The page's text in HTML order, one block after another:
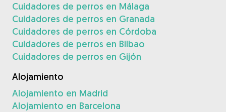
Cuidadores de perros en Málaga
Cuidadores de perros en Granada
Cuidadores de perros en Córdoba
Cuidadores de perros en Bilbao
Cuidadores de perros en Gijón
Alojamiento
Alojamiento en Madrid
Alojamiento en Barcelona